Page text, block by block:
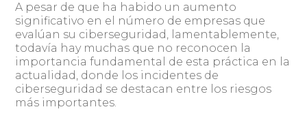
A pesar de que ha habido un aumento
significativo en el número de empresas que
evalúan su ciberseguridad, lamentablemente,
todavía hay muchas que no reconocen la
importancia fundamental de esta práctica en la
actualidad, donde los incidentes de
ciberseguridad se destacan entre los riesgos
más importantes.